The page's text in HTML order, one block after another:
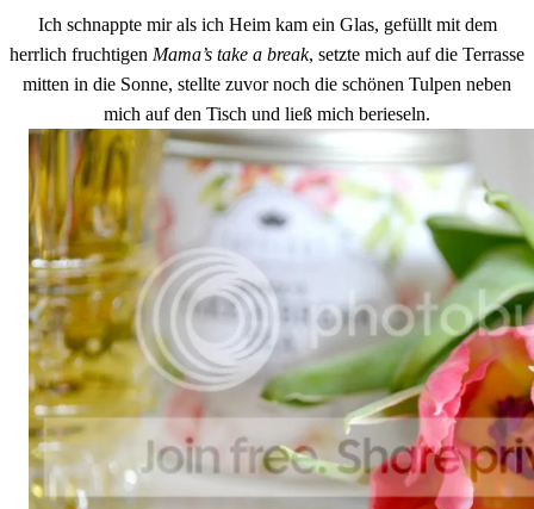
Ich schnappte mir als ich Heim kam ein Glas, gefüllt mit dem
herrlich fruchtigen Mama’s take a break, setzte mich auf die Terrasse
mitten in die Sonne, stellte zuvor noch die schönen Tulpen neben
mich auf den Tisch und ließ mich berieseln.